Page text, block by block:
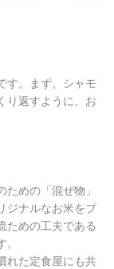
す。まず、シャモ
り返すように、お
めの「混ぜ物」
ジナルなお米をブ
ための工夫である
れた定食屋にも共